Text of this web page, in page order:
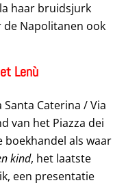
haar bruidsjurk
Napolitanen ook
Lenù
Caterina / Via
van het Piazza dei
als waar
kind, het laatste
een presentatie